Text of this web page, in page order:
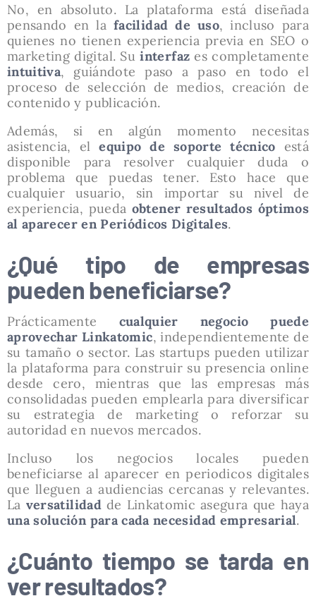
No, en absoluto. La plataforma está diseñada
pensando en lafacilidad de uso, incluso para
quienes no tienen experiencia previa en SEO o
marketing digital. Suinterfazes completamente
intuitiva, guiándote paso a paso en todo el
proceso de selección de medios, creación de
contenido y publicación.
Además, si en algún momento necesitas
asistencia, elequipo de soporte técnico está
disponible para resolver cualquier duda o
problema que puedas tener. Esto hace que
cualquier usuario, sin importar su nivel de
experiencia, pueda obtener resultados óptimos
alaparecer en Periódicos Digitales.
¿Qué tipo de empresas
pueden beneficiarse?
Prácticamente cualquier negocio puede
aprovechar Linkatomic, independientemente de
su tamaño o sector. Las startups pueden utilizar
la plataforma para construir su presencia online
desde cero, mientras que las empresas más
consolidadas pueden emplearla para diversificar
su estrategia de marketing o reforzar su
autoridad en nuevos mercados.
Incluso los negocios locales pueden
beneficiarse al aparecer en periodicos digitales
que lleguen a audiencias cercanas y relevantes.
La versatilidad de Linkatomic asegura que haya
una solución para cada necesidad empresarial.
¿Cuánto tiempo se tarda en
ver resultados?